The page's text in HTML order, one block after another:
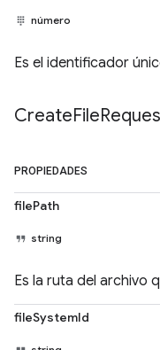
número
Es el identificador
CreateFile
PROPIEDADES
filePath
string
Es la ruta del archivo
fileSystemId